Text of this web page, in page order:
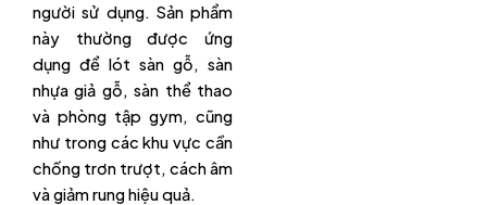
người sử dụng. Sản phẩm
này thường được ứng
dụng để lót sàn gỗ, sàn
nhựa giả gỗ, sàn thể thao
và phòng tập gym, cũng
như trong các khu vực cần
chống trơn trượt, cách âm
và giảm rung hiệu quả.